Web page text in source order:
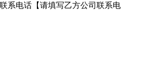
系电话【请填写乙方公司联系电